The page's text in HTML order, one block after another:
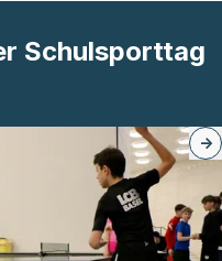
Schulsporttag